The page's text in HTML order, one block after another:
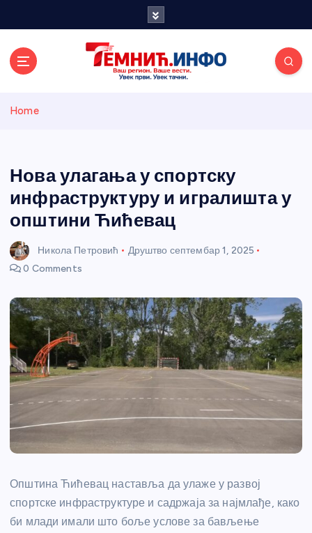
и портал
Home
Нова улагања у спортску
инфраструктуру и игралишта у
општини Ћићевац
Никола Петровић Друштво септембар 1, 2025
0 Comments
Општина Ћићевац наставља да улаже у развој
спортске инфраструктуре и садржаја за најмлађе, како
би млади имали што боље услове за бављење